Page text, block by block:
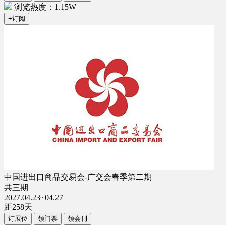
浏览热度：1.15W
+订阅
中国进出口商品交易会-广交会春季第二期
共三期
2027.04.23~04.27
距258天
订展位 领门票 领会刊